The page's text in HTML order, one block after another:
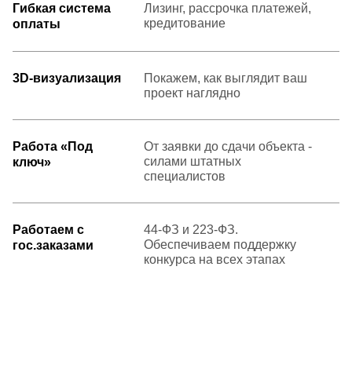
Гибкая система
оплаты
Лизинг, рассрочка платежей,
кредитование
3D-визуализация
Покажем, как выглядит ваш
проект наглядно
Работа «Под
ключ»
От заявки до сдачи объекта -
силами штатных
специалистов
Работаем с
гос.заказами
44-ФЗ и 223-ФЗ.
Обеспечиваем поддержку
конкурса на всех этапах